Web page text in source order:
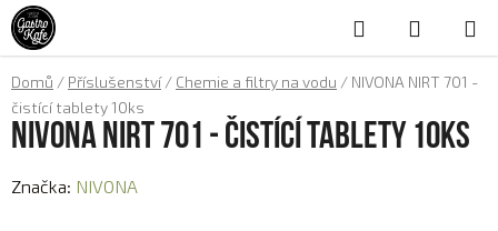
Přejít
na
obsah
Hledat
KOŠÍK
Domů / Příslušenství / Chemie a filtry na vodu / NIVONA NIRT 701 -
čistící tablety 10ks
NIVONA NIRT 701 - čistící tablety 10ks
Značka: NIVONA